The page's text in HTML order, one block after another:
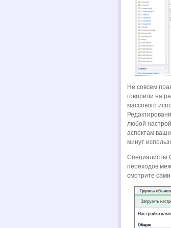
Не совсем
говорили на
массового
любой
аспектам
минут
Специалисты
переходов
смотрите